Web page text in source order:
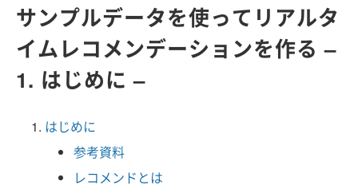
サンプルデータを使ってリアルタ
イムレコメンデーションを作る –
1. はじめに –
はじめに
参考資料
レコメンドとは